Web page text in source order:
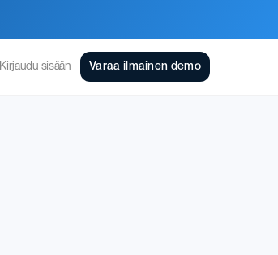
Kirjaudu sisään Varaa ilmainen demo